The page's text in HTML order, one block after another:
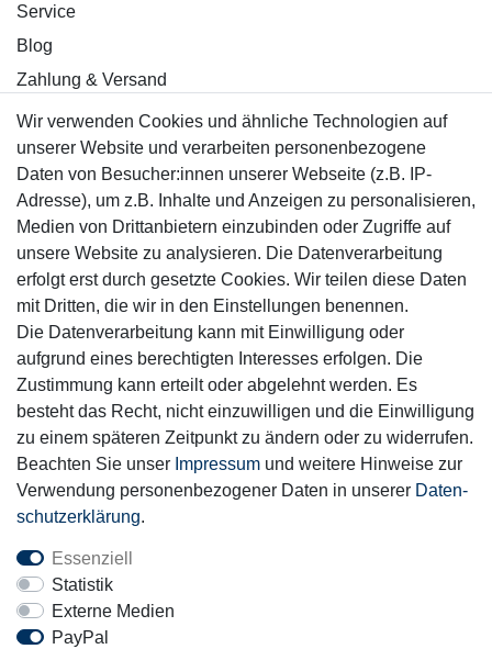
Service
Blog
Zahlung & Versand
Sicher einkaufen
Mitglied
Motor-Fit
© Copyright 2026 | Alle Rechte vorbehalten.
Wir verwenden Cookies und ähnliche Technologien auf
unserer Website und verarbeiten personenbezogene
Daten von Besucher:innen unserer Webseite (z.B. IP-
Adresse), um z.B. Inhalte und Anzeigen zu personalisieren,
Medien von Drittanbietern einzubinden oder Zugriffe auf
unsere Website zu analysieren. Die Datenverarbeitung
erfolgt erst durch gesetzte Cookies. Wir teilen diese Daten
mit Dritten, die wir in den Einstellungen benennen.
Die Datenverarbeitung kann mit Einwilligung oder
aufgrund eines berechtigten Interesses erfolgen. Die
Zustimmung kann erteilt oder abgelehnt werden. Es
besteht das Recht, nicht einzuwilligen und die Einwilligung
zu einem späteren Zeitpunkt zu ändern oder zu widerrufen.
Beachten Sie unser Impressum und weitere Hinweise zur
Verwendung personenbezogener Daten in unserer Daten­
schutz­erklärung.
Essenziell
Statistik
Externe Medien
PayPal